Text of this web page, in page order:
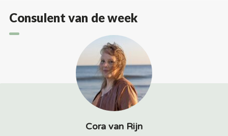
Consulent van de week
Cora van Rijn